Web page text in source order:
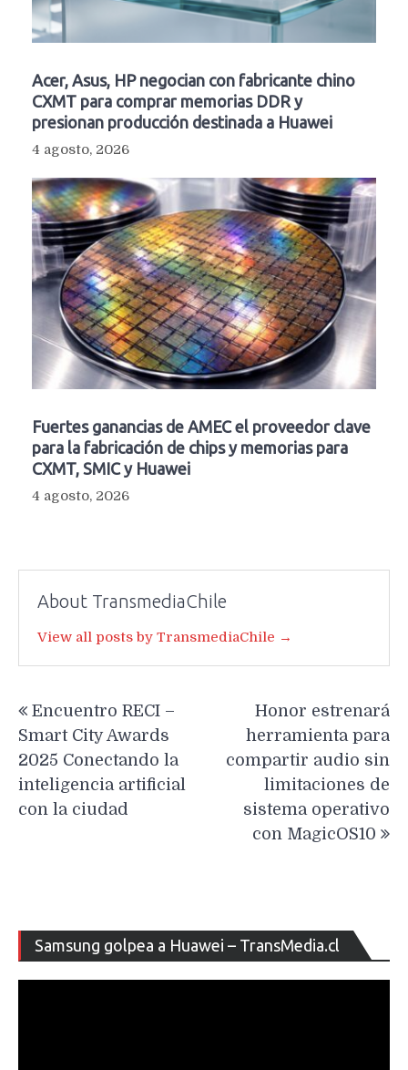
Acer, Asus, HP negocian con fabricante chino
CXMT para comprar memorias DDR y
presionan producción destinada a Huawei
4 agosto, 2026
Fuertes ganancias de AMEC el proveedor clave
para la fabricación de chips y memorias para
CXMT, SMIC y Huawei
4 agosto, 2026
About TransmediaChile
View all posts by TransmediaChile →
de
entradas
Encuentro RECI –
Smart City Awards
2025 Conectando la
inteligencia artificial
con la ciudad
Honor estrenará
herramienta para
compartir audio sin
limitaciones de
sistema operativo
con MagicOS10
Samsung golpea a Huawei – TransMedia.cl
de